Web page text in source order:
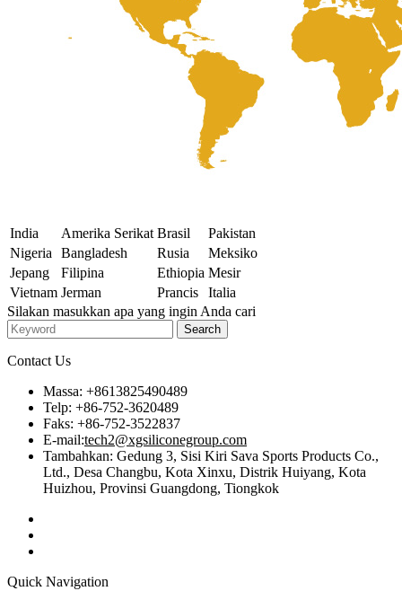
India Amerika Serikat Brasil
Pakistan
Nigeria
Bangladesh Rusia
Meksiko
Jepang
Filipina Ethiopia Mesir
Vietnam Jerman Prancis
Italia
Silakan masukkan apa yang ingin Anda cari
Contact Us
Massa: +8613825490489
Telp: +86-752-3620489
Faks: +86-752-3522837
E-mail:tech2@xgsiliconegroup.com
Tambahkan: Gedung 3, Sisi Kiri Sava Sports Products Co.,
Ltd., Desa Changbu, Kota Xinxu, Distrik Huiyang, Kota
Huizhou, Provinsi Guangdong, Tiongkok
Quick Navigation